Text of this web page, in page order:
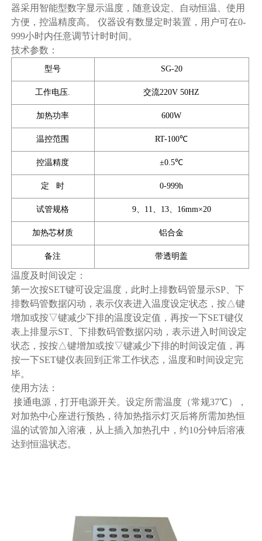
器采用智能型数字显示温度，随意设定、自动恒温、使用
方便，控温精度高。 仪器设有数显定时装置，用户可在0-
999小时内任意调节计时时间。
技术参数：
型号 SG-20
工作电压. 交流220V 50HZ
加热功率 600W
温控范围 RT-100℃
控温精度 ±0.5℃
定 时 0-999h
试管规格 9、11、13、16mm×20
加热芯材质 铝合金
备注 带透明盖
温度及时间设定：
第一次按SET键可设定温度，此时上排数码管显示SP、下
排数码管数据闪动，表示仪表进入温度设定状态，按△键
增加或按▽键减少下排的温度设定值，再按一下SET键仪
表上排显示ST、下排数码管数据闪动，表示进入时间设定
状态，按按△键增加或按▽键减少下排的时间设定值，再
按一下SET键仪表回到正常工作状态，温度和时间设定完
毕。
使用方法：
接通电源，打开电源开关。设定所需温度（常规37℃），
对加热中心座进行预热，待加热指示灯灭后将所需加热恒
温的试管加入溶液，从上插入加热孔中，约10分钟后溶液
达到恒温状态。